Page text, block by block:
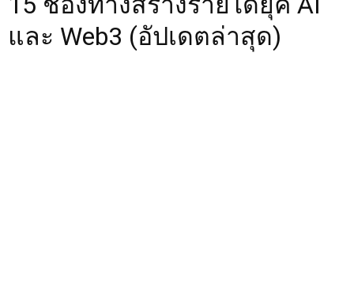
และ Web3 (อัปเดตล่าสุด)